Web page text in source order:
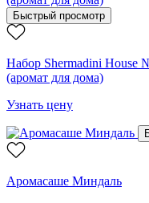
Быстрый просмотр
Набор Shermadini House
(аромат для дома)
Узнать цену
Аромасаше Миндаль